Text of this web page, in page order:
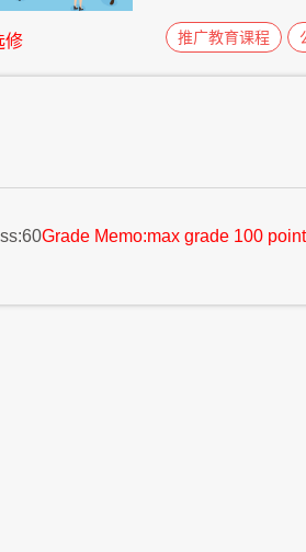
修 推广教育课程
Grade Memo:max grade 100 point